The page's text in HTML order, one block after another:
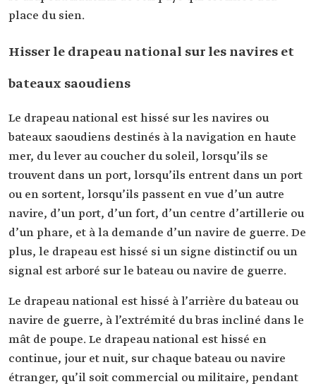
place du sien.
Hisser le drapeau national sur les navires et
bateaux saoudiens
Le drapeau national est hissé sur les navires ou
bateaux saoudiens destinés à la navigation en haute
mer, du lever au coucher du soleil, lorsqu’ils se
trouvent dans un port, lorsqu’ils entrent dans un port
ou en sortent, lorsqu’ils passent en vue d’un autre
navire, d’un port, d’un fort, d’un centre d’artillerie ou
d’un phare, et à la demande d’un navire de guerre. De
plus, le drapeau est hissé si un signe distinctif ou un
signal est arboré sur le bateau ou navire de guerre.
Le drapeau national est hissé à l’arrière du bateau ou
navire de guerre, à l’extrémité du bras incliné dans le
mât de poupe. Le drapeau national est hissé en
continue, jour et nuit, sur chaque bateau ou navire
étranger, qu’il soit commercial ou militaire, pendant